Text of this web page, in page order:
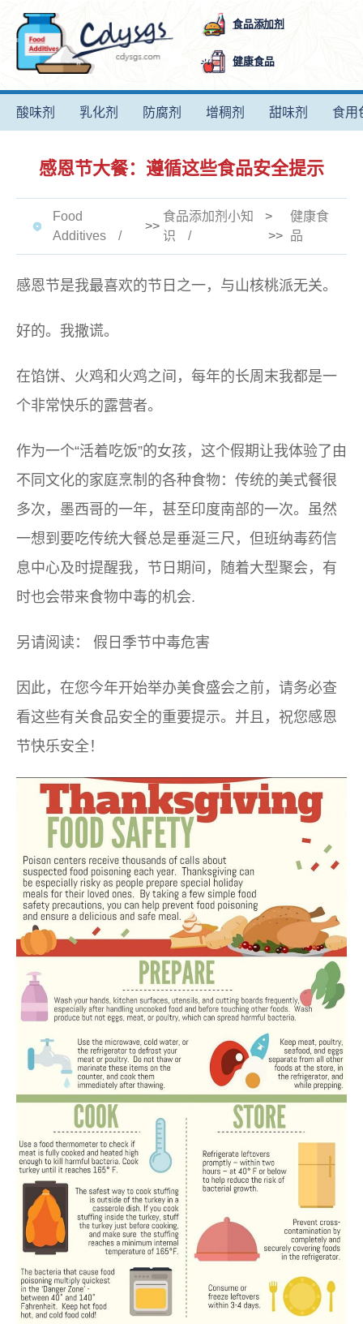
食品添加剂
健康食品
酸味剂 乳化剂 防腐剂 增稠剂 甜味剂 食用
感恩节大餐：遵循这些食品安全提示
Food
Additives
>>
食品添加剂小知
识
>
>>
健康食
品
感恩节是我最喜欢的节日之一，与山核桃派无关。
好的。我撒谎。
在馅饼、火鸡和火鸡之间，每年的长周末我都是一
个非常快乐的露营者。
作为一个“活着吃饭”的女孩，这个假期让我体验了由
不同文化的家庭烹制的各种食物：传统的美式餐很
多次，墨西哥的一年，甚至印度南部的一次。虽然
一想到要吃传统大餐总是垂涎三尺，但班纳毒药信
息中心及时提醒我，节日期间，随着大型聚会，有
时也会带来食物中毒的机会.
另请阅读： 假日季节中毒危害
因此，在您今年开始举办美食盛会之前，请务必查
看这些有关食品安全的重要提示。并且，祝您感恩
节快乐安全！